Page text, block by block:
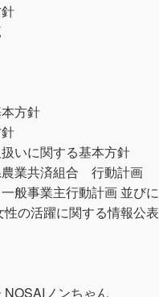
方針
いに関する基本方針
業共済組合 行動計画
般事業主行動計画 並びに
性の活躍に関する情報公表
ノンちゃん